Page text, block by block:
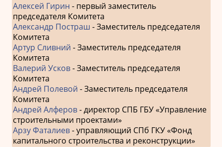
Алексей Гирин - первый заместитель
председателя Комитета
Александр Постраш - Заместитель председателя
Комитета
Артур Сливний - Заместитель председателя
Комитета
Валерий Усков- Заместитель председателя
Комитета
Андрей Полевой - Заместитель председателя
Комитета
Андрей Алферов- директор СПБ ГБУ «Управление
строительными проектами»
Арзу Фаталиев- управляющий СПб ГКУ «Фонд
капитального строительства и реконструкции»